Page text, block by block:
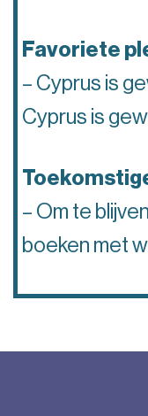
Favoriete
– Cyprus is
Cyprus is
– Om te
boeken met